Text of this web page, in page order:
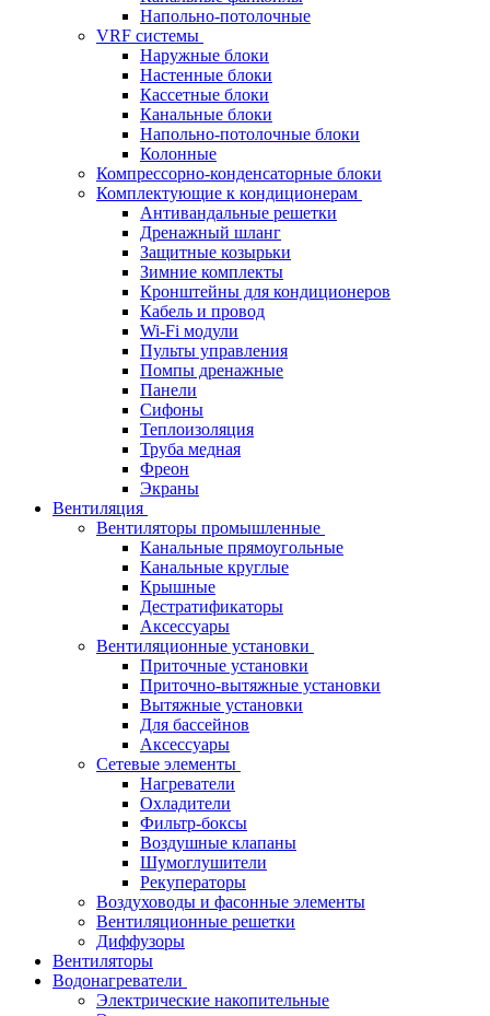
Напольно-потолочные
VRF системы
Наружные блоки
Настенные блоки
Кассетные блоки
Канальные блоки
Напольно-потолочные блоки
Колонные
Компрессорно-конденсаторные блоки
Комплектующие к кондиционерам
Антивандальные решетки
Дренажный шланг
Защитные козырьки
Зимние комплекты
Кронштейны для кондиционеров
Кабель и провод
Wi-Fi модули
Пульты управления
Помпы дренажные
Панели
Сифоны
Теплоизоляция
Труба медная
Фреон
Экраны
Вентиляция
Вентиляторы промышленные
Канальные прямоугольные
Канальные круглые
Крышные
Дестратификаторы
Аксессуары
Вентиляционные установки
Приточные установки
Приточно-вытяжные установки
Вытяжные установки
Для бассейнов
Аксессуары
Сетевые элементы
Нагреватели
Охладители
Фильтр-боксы
Воздушные клапаны
Шумоглушители
Рекуператоры
Воздуховоды и фасонные элементы
Вентиляционные решетки
Диффузоры
Вентиляторы
Водонагреватели
Электрические накопительные